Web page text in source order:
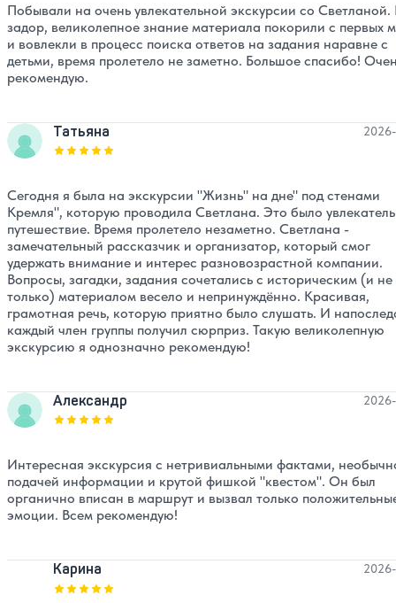
Побывали на очень увлекательной экскурсии со Светланой.
задор, великолепное знание материала покорили с первых
и вовлекли в процесс поиска ответов на задания наравне с
детьми, время пролетело не заметно. Большое спасибо!
рекомендую.
Татьяна
Оценка, количество звезд:
Сегодня я была на экскурсии "Жизнь" на дне" под стенами
Кремля", которую проводила Светлана. Это было
путешествие. Время пролетело незаметно. Светлана -
замечательный рассказчик и организатор, который смог
удержать внимание и интерес разновозрастной компании.
Вопросы, загадки, задания сочетались с историческим (и не
только) материалом весело и непринуждённо. Красивая,
грамотная речь, которую приятно было слушать. И
каждый член группы получил сюрприз. Такую великолепную
экскурсию я однозначно рекомендую!
Александр
Оценка, количество звезд:
Интересная экскурсия с нетривиальными фактами,
подачей информации и крутой фишкой "квестом". Он был
органично вписан в маршрут и вызвал только
эмоции. Всем рекомендую!
Карина
Оценка, количество звезд: